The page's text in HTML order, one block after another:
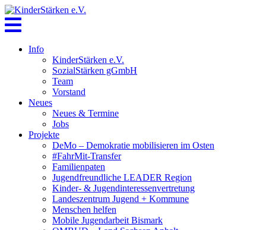
Skip
to
content
Info
KinderStärken e.V.
SozialStärken gGmbH
Team
Vorstand
Neues
Neues & Termine
Jobs
Projekte
DeMo – Demokratie mobilisieren im Osten
#FahrMit-Transfer
Familienpaten
Jugendfreundliche LEADER Region
Kinder- & Jugendinteressenvertretung
Landeszentrum Jugend + Kommune
Menschen helfen
Mobile Jugendarbeit Bismark